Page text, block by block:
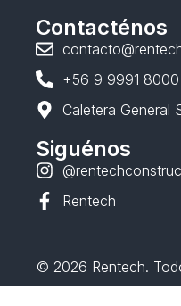
Contacténos
+56 9 9991 8000
Caletera General
Siguénos
Rentech
© 2026 Rentech.